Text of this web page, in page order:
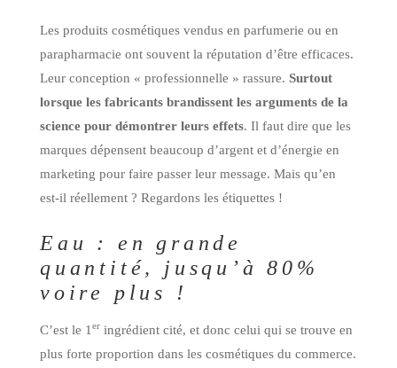
Les produits cosmétiques vendus en parfumerie ou en
parapharmacie ont souvent la réputation d’être efficaces.
Leur conception « professionnelle » rassure. Surtout
lorsque les fabricants brandissent les arguments de la
science pour démontrer leurs effets. Il faut dire que les
marques dépensent beaucoup d’argent et d’énergie en
marketing pour faire passer leur message. Mais qu’en
est-il réellement ? Regardons les étiquettes !
Eau : en grande
quantité, jusqu’à 80%
voire plus !
C’est le 1 er ingrédient cité, et donc celui qui se trouve en
plus forte proportion dans les cosmétiques du commerce.